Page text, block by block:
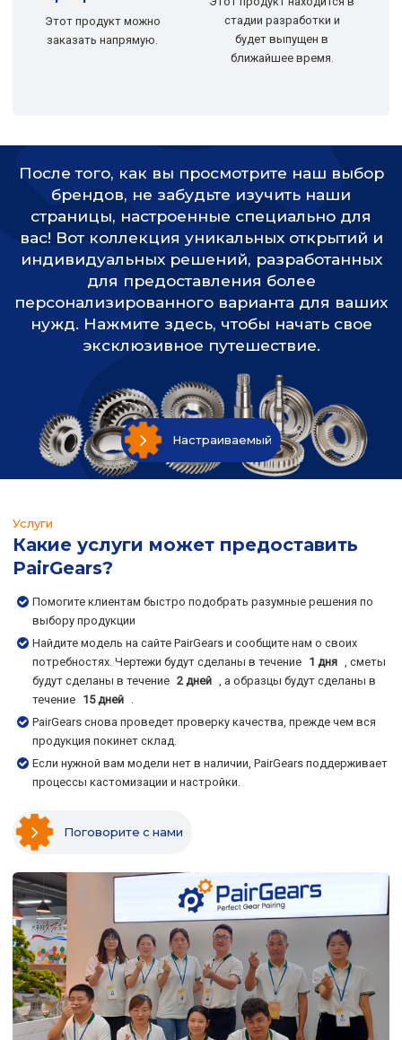
Этот продукт можно
заказать напрямую.
стадии разработки и
будет выпущен в
ближайшее время.
После того, как вы просмотрите наш выбор
брендов, не забудьте изучить наши
страницы, настроенные специально для
вас! Вот коллекция уникальных открытий и
индивидуальных решений, разработанных
для предоставления более
персонализированного варианта для ваших
нужд. Нажмите здесь, чтобы начать свое
эксклюзивное путешествие.
Настраиваемый
Услуги
Какие услуги может предоставить
PairGears?
Помогите клиентам быстро подобрать разумные решения по
выбору продукции
Найдите модель на сайте PairGears и сообщите нам о своих
потребностях. Чертежи будут сделаны в течение 1 дня
, сметы
будут сделаны в течение 2 дней
, а образцы будут сделаны в
течение 15 дней
PairGears снова проведет проверку качества, прежде чем вся
продукция покинет склад.
Если нужной вам модели нет в наличии, PairGears поддерживает
процессы кастомизации и настройки.
Поговорите с нами